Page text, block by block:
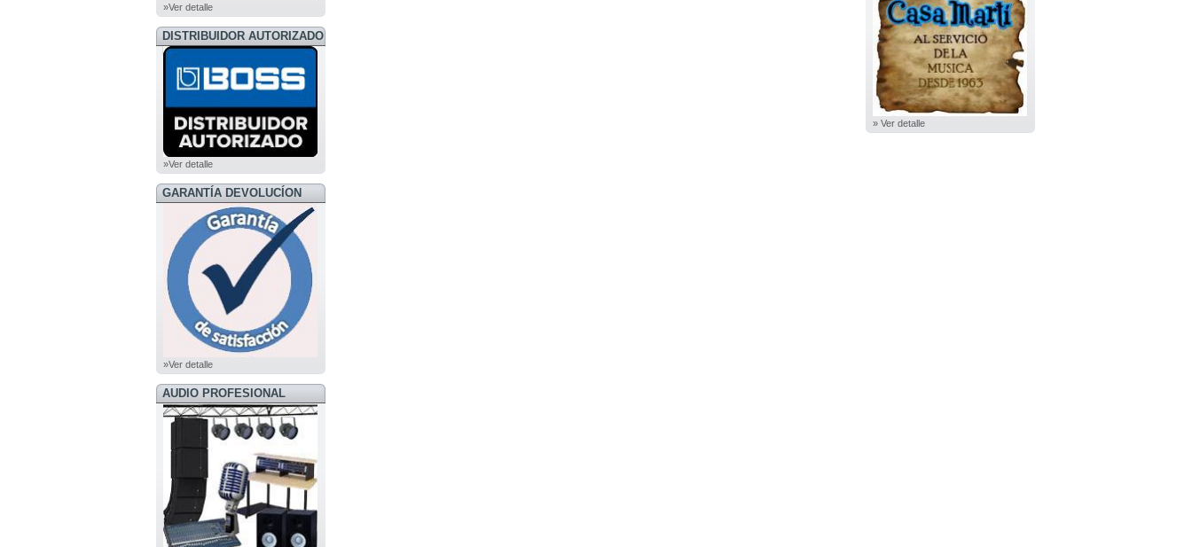
»Ver detalle
DISTRIBUIDOR AUTORIZADO
BOSS
»Ver detalle
GARANTÍA DEVOLUCÍON
»Ver detalle
AUDIO PROFESIONAL
» Ver detalle